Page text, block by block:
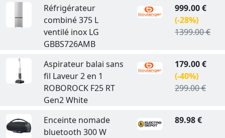
Réfrigérateur
combiné 375 L
ventilé inox LG
GBBS726AMB
999.00 €
(-28%)
1399.00 €
Aspirateur balai sans
fil Laveur 2 en 1
ROBOROCK F25 RT
Gen2 White
179.00 €
(-40%)
299.00 €
Enceinte nomade
bluetooth 300 W
89.98 €